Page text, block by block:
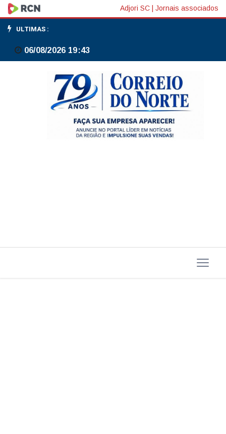
CMSE:
Utilização
adicional
térmicas
poderá
adversas
Adjori SC Jornais associados
ULTIMAS :
06/08/2026 19:43